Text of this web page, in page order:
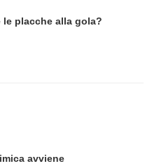
le placche alla gola?
avviene